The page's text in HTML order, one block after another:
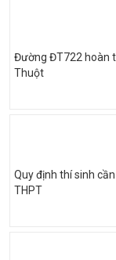
Đường ĐT722 hoàn
Thuột
Quy định thí sinh
THPT